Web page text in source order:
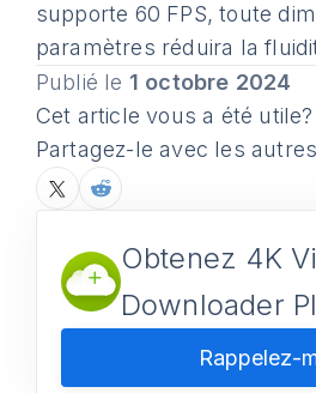
supporte 60 FPS, toute
paramètres réduira la
Publié le 1 octobre 2024
Cet article vous a été utile?
Partagez-le avec les
Obtenez 4K
Downloader
Rappelez-